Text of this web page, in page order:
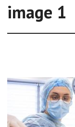
image 1